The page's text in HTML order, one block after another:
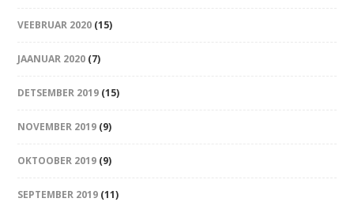
VEEBRUAR 2020 (15)
JAANUAR 2020 (7)
DETSEMBER 2019 (15)
NOVEMBER 2019 (9)
OKTOOBER 2019 (9)
SEPTEMBER 2019 (11)